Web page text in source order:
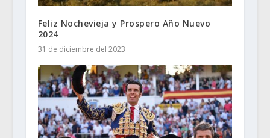
Feliz Nochevieja y Prospero Año Nuevo
2024
31 de diciembre del 2023